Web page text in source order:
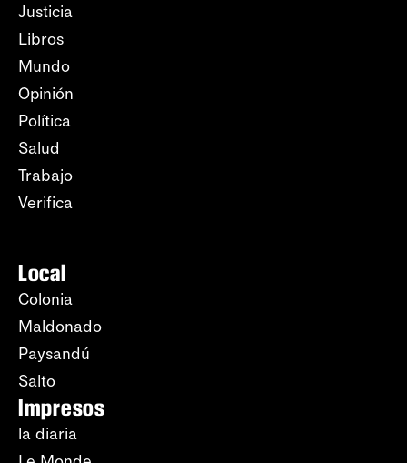
Justicia
Libros
Mundo
Opinión
Política
Salud
Trabajo
Verifica
Local
Colonia
Maldonado
Paysandú
Salto
Impresos
la diaria